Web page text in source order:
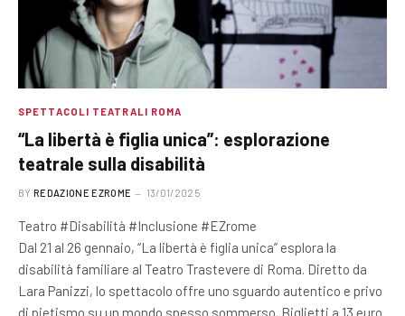
SPETTACOLI TEATRALI ROMA
“La libertà è figlia unica”: esplorazione
teatrale sulla disabilità
BY REDAZIONE EZROME 13/01/2025
Teatro #Disabilità #Inclusione #EZrome
Dal 21 al 26 gennaio, “La libertà è figlia unica” esplora la
disabilità familiare al Teatro Trastevere di Roma. Diretto da
Lara Panizzi, lo spettacolo offre uno sguardo autentico e privo
di pietismo su un mondo spesso sommerso. Biglietti a 13 euro